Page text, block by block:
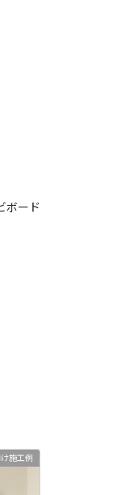
ボード
施工例